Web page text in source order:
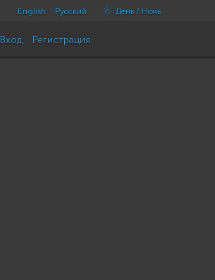
English Русский День / Ночь
Вход Регистрация